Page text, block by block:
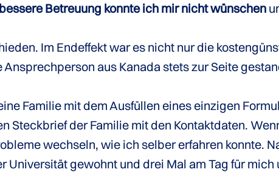
Betreuung konnte ich mir nicht wünschen
Im Endeffekt war es nicht nur die
aus Kanada stets zur Seite
Familie mit dem Ausfüllen eines einzigen
Steckbrief der Familie mit den Kontaktdaten.
wechseln, wie ich selber erfahren konnte.
Universität gewohnt und drei Mal am Tag für mich